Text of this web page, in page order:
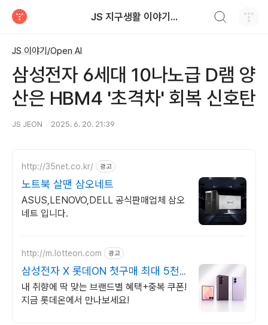
JS 지구생활 이야기...
JS 이야기/Open AI
삼성전자 6세대 10나노급 D램 양
산은 HBM4 '초격차' 회복 신호탄
JS JEON 2025. 6. 20. 21:39
http://35net.co.kr/ 광고
노트북 살땐 삼오네트
ASUS,LENOVO,DELL 공식판매업체 삼오
네트 입니다.
http://m.lotteon.com 광고
삼성전자 X 롯데ON 첫구매 최대 5천
원 혜택!
내 취향에 딱 맞는 브랜드별 혜택+중복 쿠폰!
지금 롯데온에서 만나보세요!